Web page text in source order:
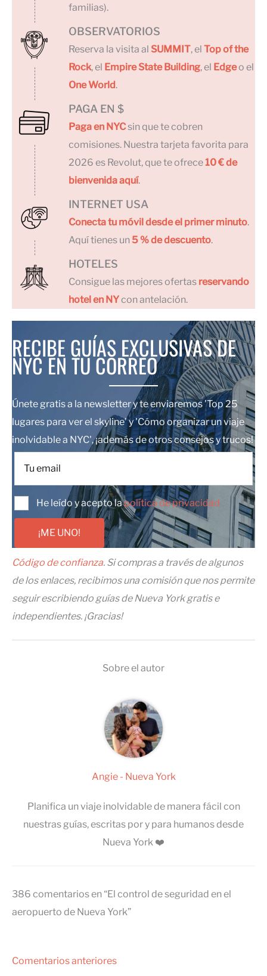
familias).
OBSERVATORIOS
Reserva la visita al SUMMIT, el Top of the
Rock, el Empire State Building, el Edgeo el
One World.
PAGA EN $
Paga en NYCsin que te cobren
comisiones. Nuestra tarjeta favorita para
2026 es Revolut, que te ofrece10 € de
bienvenida aquí.
INTERNET USA
Conecta tu móvil desde el primer minuto.
Aquí tienes un 5 % de descuento.
HOTELES
Consigue las mejores ofertas reservando
hotel en NYcon antelación.
RECIBE GUÍAS EXCLUSIVAS DE
NYC EN TU CORREO
Únete gratis a la newsletter y te enviaremos 'Top 25
lugares para ver el skyline' y 'Cómo organizar un viaje
inolvidable a NYC', ¡además de otros consejos y trucos!
He leído y acepto lapolítica de privacidad
¡ME UNO!
Código de confianza. Si compras a través de algunos
de los enlaces, recibimos una comisión que nos permite
seguir escribiendo guías de Nueva York gratis e
independientes. ¡Gracias!
Sobre el autor
Angie - Nueva York
Planifica un viaje inolvidable de manera fácil con
nuestras guías, escritas por y para humanos desde
Nueva York ❤️
386 comentarios en “El control de seguridad en el
aeropuerto de Nueva York”
Comentarios
Comentarios anteriores